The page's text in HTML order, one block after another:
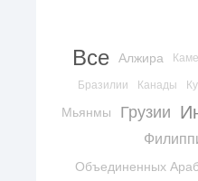
Все Алжира
Бразилии Канады
Мьянмы Грузии
Объединенных